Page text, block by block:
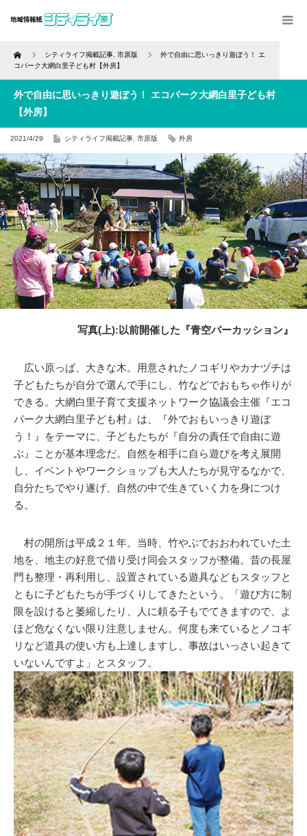
Home シティライフ掲載記事 市原版
外で自由に思いっきり遊ぼう！ エ
コパーク大網白里子ども村【外房】
外で自由に思いっきり遊ぼう！ エコパーク大網白里子ども村
【外房】
2021/4/29 シティライフ掲載記事 市原版 外房
写真(上):以前開催した『青空パーカッション』
広い原っぱ、大きな木。用意されたノコギリやカナヅチは
子どもたちが自分で選んで手にし、竹などでおもちゃ作りが
できる。大網白里子育て支援ネットワーク協議会主催『エコ
パーク大網白里子ども村』は、『外でおもいっきり遊ぼ
う！』をテーマに、子どもたちが『自分の責任で自由に遊
ぶ』ことが基本理念だ。自然を相手に自ら遊びを考え展開
し、イベントやワークショップも大人たちが見守るなかで、
自分たちでやり遂げ、自然の中で生きていく力を身につけ
る。
村の開所は平成２１年。当時、竹やぶでおおわれていた土
地を、地主の好意で借り受け同会スタッフが整備。昔の長屋
門も整理・再利用し、設置されている遊具などもスタッフと
ともに子どもたちが手づくりしてきたという。「遊び方に制
限を設けると萎縮したり、人に頼る子もでてきますので、よ
ほど危なくない限り注意しません。何度も来ているとノコギ
リなど道具の使い方も上達しますし、事故はいっさい起きて
いないんですよ」とスタッフ。